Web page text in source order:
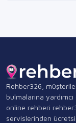
Rehber326,
bulmalarına
online rehberi
servislerinden